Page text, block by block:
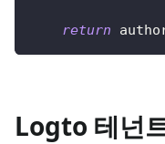
return
Logto 테넌